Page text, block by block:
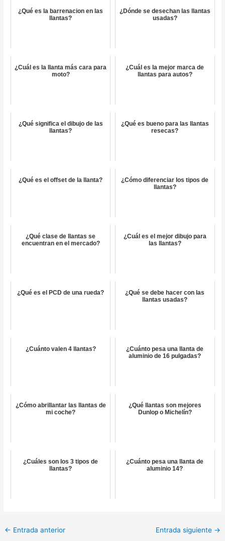
¿Qué es la barrenacion en las
llantas?
¿Dónde se desechan las llantas
usadas?
¿Cuál es la llanta más cara para
moto?
¿Cuál es la mejor marca de
llantas para autos?
¿Qué significa el dibujo de las
llantas?
¿Qué es bueno para las llantas
resecas?
¿Qué es el offset de la llanta?
¿Cómo diferenciar los tipos de
llantas?
¿Qué clase de llantas se
encuentran en el mercado?
¿Cuál es el mejor dibujo para
las llantas?
¿Qué es el PCD de una rueda?
¿Qué se debe hacer con las
llantas usadas?
¿Cuánto valen 4 llantas?
¿Cuánto pesa una llanta de
aluminio de 16 pulgadas?
¿Cómo abrillantar las llantas de
mi coche?
¿Qué llantas son mejores
Dunlop o Michelín?
¿Cuáles son los 3 tipos de
llantas?
¿Cuánto pesa una llanta de
aluminio 14?
← Entrada anterior Entrada siguiente →